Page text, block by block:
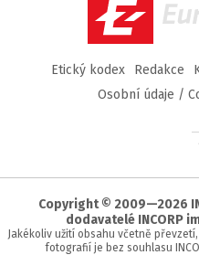
Etický kodex Redakce
Osobní údaje /
Copyright © 2009—2026
dodavatelé INCORP
Jakékoliv užití obsahu včetně
fotografií je bez souhlasu